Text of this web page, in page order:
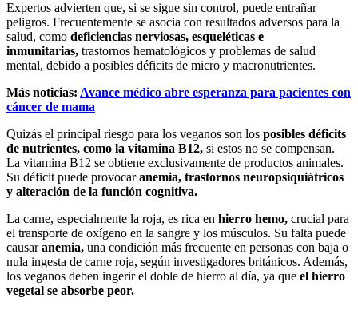
Expertos advierten que, si se sigue sin control, puede entrañar
peligros. Frecuentemente se asocia con resultados adversos para la
salud, como deficiencias nerviosas, esqueléticas e
inmunitarias, trastornos hematológicos y problemas de salud
mental, debido a posibles déficits de micro y macronutrientes.
Más noticias: Avance médico abre esperanza para pacientes con
cáncer de mama
Quizás el principal riesgo para los veganos son los posibles déficits
de nutrientes, como la vitamina B12, si estos no se compensan.
La vitamina B12 se obtiene exclusivamente de productos animales.
Su déficit puede provocaranemia, trastornos neuropsiquiátricos
y alteración de la función cognitiva.
La carne, especialmente la roja, es rica en hierro hemo, crucial para
el transporte de oxígeno en la sangre y los músculos. Su falta puede
causaranemia, una condición más frecuente en personas con baja o
nula ingesta de carne roja, según investigadores británicos. Además,
los veganos deben ingerir el doble de hierro al día, ya que el hierro
vegetal se absorbe peor.